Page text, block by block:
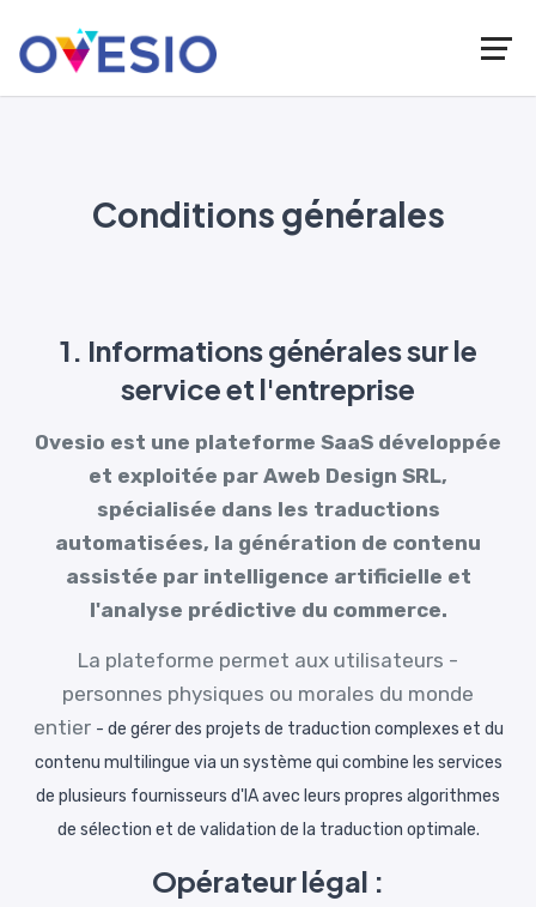
Conditions générales
1. Informations générales sur le
service et l'entreprise
Ovesio est une plateforme SaaS développée
et exploitée par Aweb Design SRL,
spécialisée dans les traductions
automatisées, la génération de contenu
assistée par intelligence artificielle et
l'analyse prédictive du commerce.
La plateforme permet aux utilisateurs -
personnes physiques ou morales du monde
entier - de gérer des projets de traduction complexes et du
contenu multilingue via un système qui combine les services
de plusieurs fournisseurs d'IA avec leurs propres algorithmes
de sélection et de validation de la traduction optimale.
Opérateur légal :